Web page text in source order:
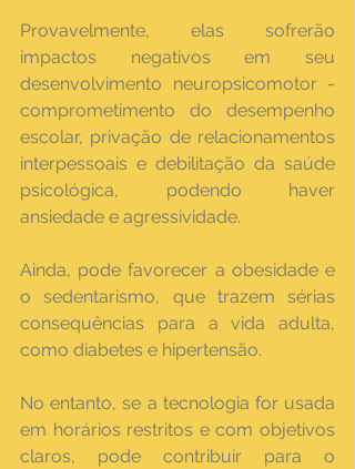
Provavelmente, elas sofrerão
impactos negativos em seu
desenvolvimento neuropsicomotor -
comprometimento do desempenho
escolar, privação de relacionamentos
interpessoais e debilitação da saúde
psicológica, podendo haver
ansiedade e agressividade.
Ainda, pode favorecer a obesidade e
o sedentarismo, que trazem sérias
consequências para a vida adulta,
como diabetes e hipertensão.
No entanto, se a tecnologia for usada
em horários restritos e com objetivos
claros, pode contribuir para o